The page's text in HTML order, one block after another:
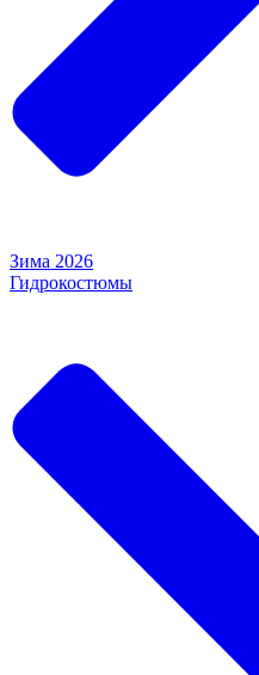
Зима 2026
Гидрокостюмы